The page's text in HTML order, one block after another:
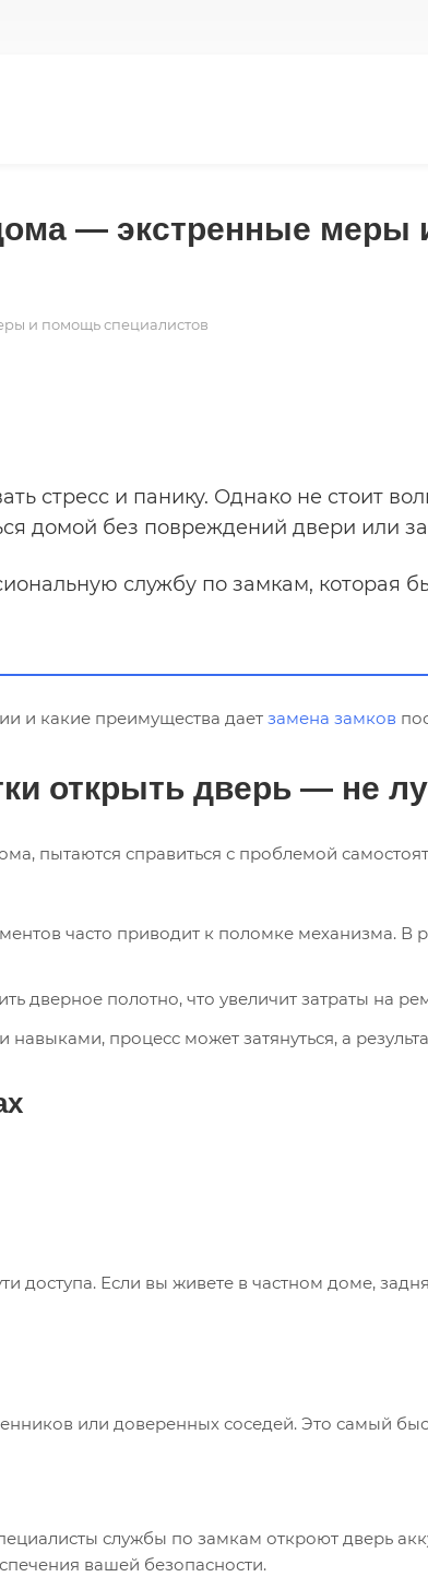
— экстренные меры
и помощь специалистов
стресс и панику. Однако не стоит
домой без повреждений двери или
службу по замкам, которая
и какие преимущества дает замена замков
открыть дверь — не
пытаются справиться с проблемой
часто приводит к поломке механизма. В
дверное полотно, что увеличит затраты на
процесс может затянуться, а
доступа. Если вы живете в частном доме,
или доверенных соседей. Это самый
службы по замкам откроют дверь
вашей безопасности.